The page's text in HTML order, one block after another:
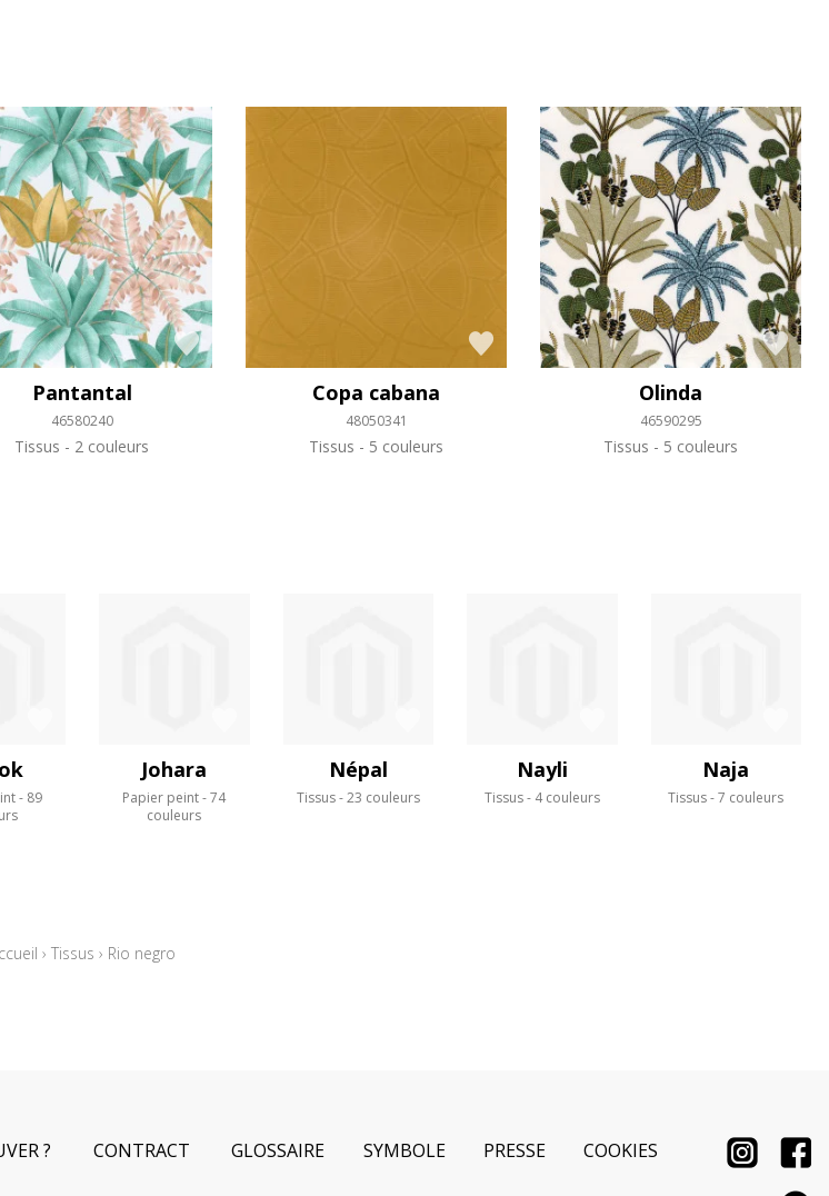
Pantantal
46580240
Tissus 2 couleurs
Copa cabana
48050341
Tissus 5 couleurs
Olinda
46590295
Tissus 5 couleurs
89
Johara
Papier peint
74
couleurs
Népal
Tissus 23 couleurs
Nayli
Tissus 4 couleurs
Naja
Tissus 7 couleurs
› Tissus › Rio negro
? CONTRACT GLOSSAIRE SYMBOLE PRESSE COOKIES